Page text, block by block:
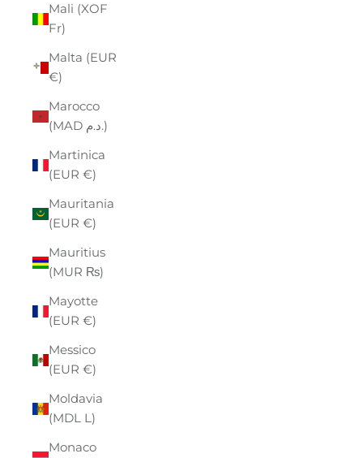
Mali (XOF
Fr)
Malta (EUR
€)
Marocco
(MAD د.م.)
Martinica
(EUR €)
Mauritania
(EUR €)
Mauritius
(MUR ₨)
Mayotte
(EUR €)
Messico
(EUR €)
Moldavia
(MDL L)
Monaco